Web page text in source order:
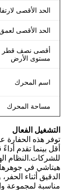
الحد الأقصى
الحد الأقصى
أقصى نصف قطر
مستوى الأرض
اسم المحرك
مساحة المحرك
التشغيل الفعال
توفر هذه الحفارة
أقل بينما تقدم
للشركات.النظام
هيتاشي في
الدقيق أثناء
مناسبة لمجموعة